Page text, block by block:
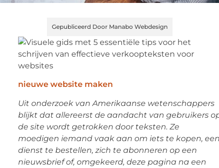
Gepubliceerd Door Manabo Webdesign
nieuwe website maken
Uit onderzoek van Amerikaanse wetenschappers
blijkt dat allereerst de aandacht van gebruikers
de site wordt getrokken door teksten. Ze
moedigen iemand vaak aan om iets te kopen,
dienst te bestellen, zich te abonneren op een
nieuwsbrief of, omgekeerd, deze pagina na een